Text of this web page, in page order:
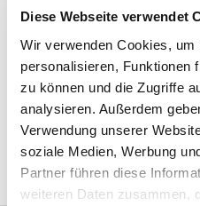
Diese Webseite verwendet
Wir verwenden Cookies, um
personalisieren, Funktionen
zu können und die Zugriffe
analysieren. Außerdem
Verwendung unserer
soziale Medien, Werbung
Partner führen diese
weiteren Daten zusammen,
mit der Funktion
neues Passwort erstellen.
Falls Sie sich zum ersten
mit der Funktion
Passwort erstellen.